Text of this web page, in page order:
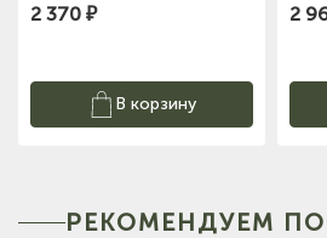
2 370 ₽
В корзину
2
РЕКОМЕНДУЕМ